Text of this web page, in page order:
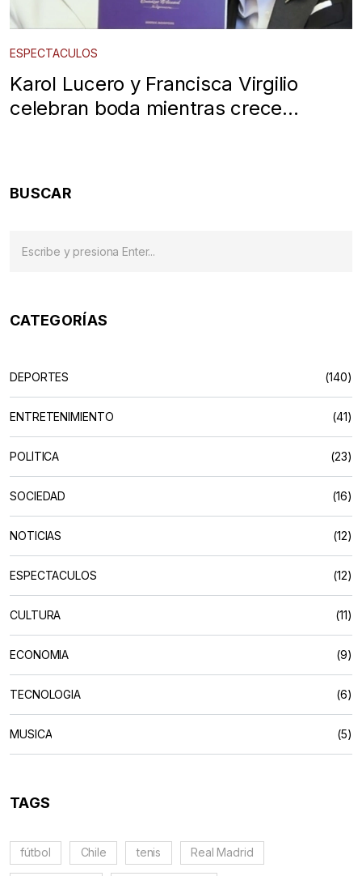
ESPECTACULOS
Karol Lucero y Francisca Virgilio
celebran boda mientras crece
BUSCAR
CATEGORÍAS
DEPORTES (140)
ENTRETENIMIENTO (41)
POLÍTICA (23)
SOCIEDAD (16)
NOTICIAS (12)
ESPECTACULOS (12)
CULTURA (11)
ECONOMIA (9)
TECNOLOGIA (6)
MUSICA (5)
TAGS
fútbol Chile tenis Real Madrid